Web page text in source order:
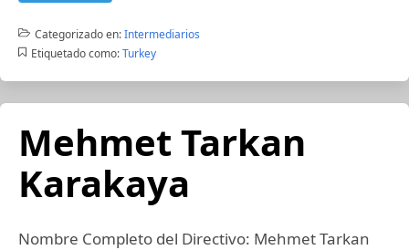
Categorizado en:Intermediarios
Etiquetado como: Turkey
Mehmet Tarkan
Karakaya
Nombre Completo del Directivo: Mehmet Tarkan